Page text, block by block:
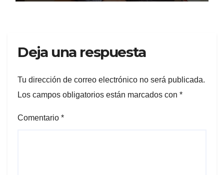
Deja una respuesta
Tu dirección de correo electrónico no será publicada.
Los campos obligatorios están marcados con *
Comentario *